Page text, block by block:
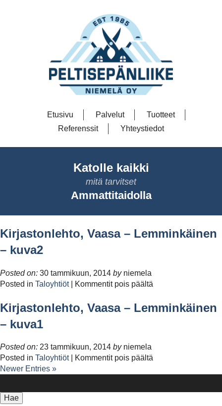
Etusivu Palvelut
Tuotteet
Referenssit
Yhteystiedot
Katolle kaikki
mitä tarvitset
Ammattitaidolla
Kirjastonlehto, Vaasa – Lemminkäinen
– kuva2
Posted on: 30 tammikuun, 2014 by niemela
Posted in Taloyhtiöt| Kommentit pois päältä
Vaasa
Kirjastonlehto, Vaasa – Lemminkäinen
– kuva1
Posted on: 23 tammikuun, 2014 by niemela
Posted in Taloyhtiöt| Kommentit pois päältä
–
Newer Entries »